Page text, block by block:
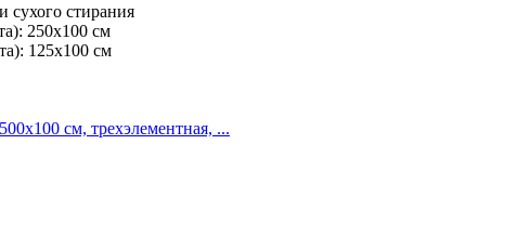
сухого стирания
250х100 см
125х100 см
см, трехэлементная, ...